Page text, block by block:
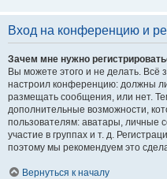
Вход на конференцию и
Зачем мне нужно
Вы можете этого и не делать. Всё
настроил конференцию: должны
размещать сообщения, или нет.
дополнительные возможности,
пользователям: аватары, личные
участие в группах и т. д.
поэтому мы рекомендуем это
Вернуться к началу